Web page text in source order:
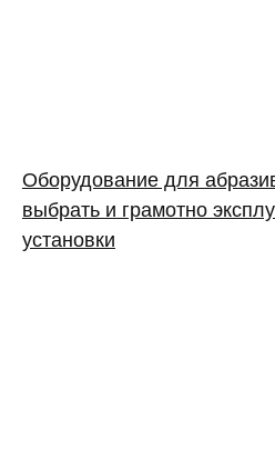
Оборудование для
выбрать и грамотно
установки